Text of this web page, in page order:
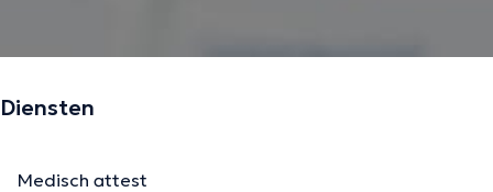
Diensten
Medisch attest